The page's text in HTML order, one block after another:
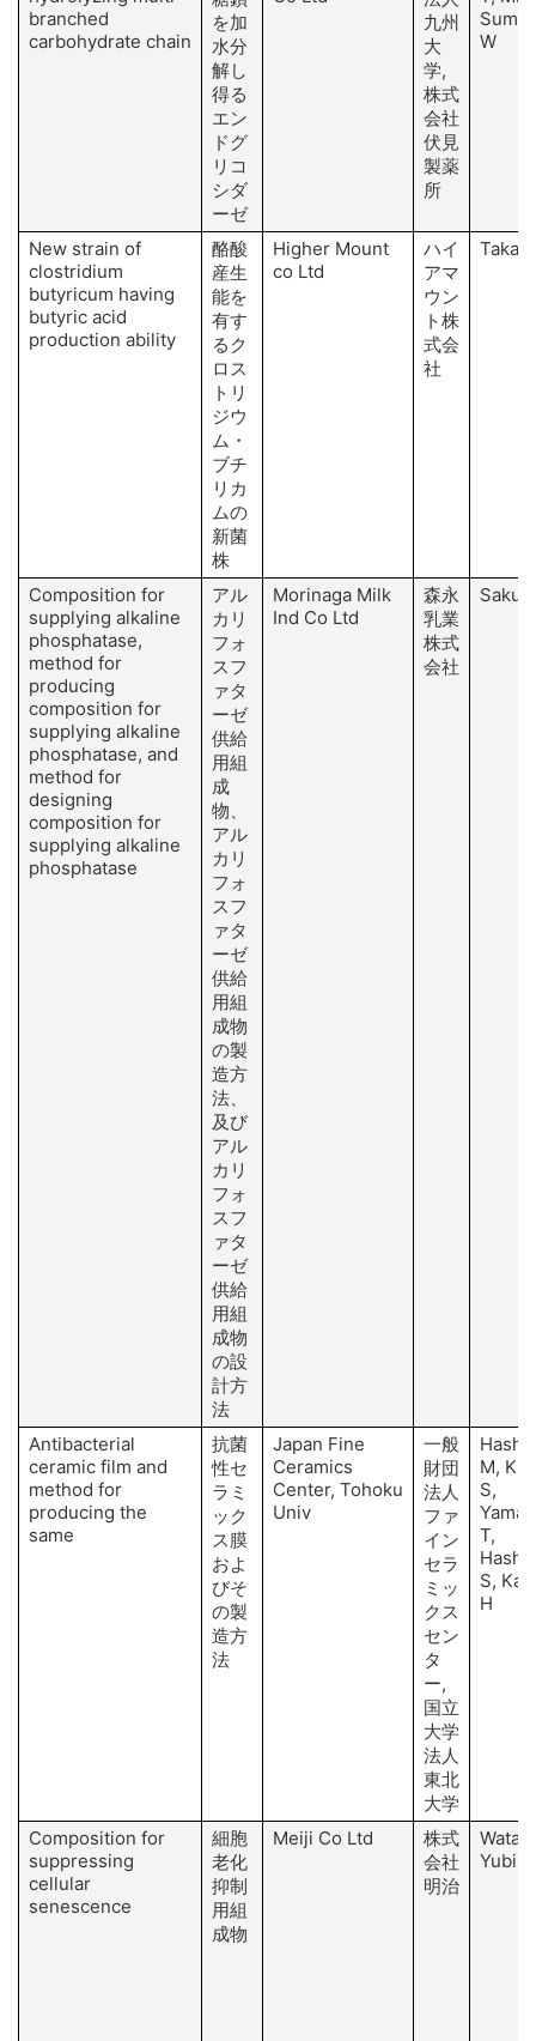
branched
carbohydrate chain
を加
水分
解し
得る
エン
ドグ
リコ
シダ
ーゼ
九州
大
学,
株式
会社
伏見
製薬
所
W
New strain of
clostridium
butyricum having
butyric acid
production ability
酪酸
産生
能を
有す
るク
ロス
トリ
ジウ
ム・
ブチ
リカ
ムの
新菌
株
Higher Mount
co Ltd
ハイ
アマ
ウン
ト株
式会
社
Composition for
supplying alkaline
phosphatase,
method for
producing
composition for
supplying alkaline
phosphatase, and
method for
designing
composition for
supplying alkaline
phosphatase
アル
カリ
フォ
スフ
ァタ
ーゼ
供給
用組
成
物、
アル
カリ
フォ
スフ
ァタ
ーゼ
供給
用組
成物
の製
造方
法、
及び
アル
カリ
フォ
スフ
ァタ
ーゼ
供給
用組
成物
の設
計方
法
Morinaga Milk
Ind Co Ltd
森永
乳業
株式
会社
Antibacterial
ceramic film and
method for
producing the
same
抗菌
性セ
ラミ
ック
ス膜
およ
びそ
の製
造方
法
Japan Fine
Ceramics
Center, Tohoku
Univ
一般
財団
法人
ファ
イン
セラ
ミッ
クス
セン
タ
ー,
国立
大学
法人
東北
大学
M,
S,
T,
S,
H
Composition for
suppressing
cellular
senescence
細胞
老化
抑制
用組
成物
Meiji Co Ltd
株式
会社
明治